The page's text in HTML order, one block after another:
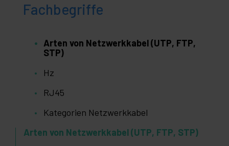
Fachbegriffe
Arten von Netzwerkkabel (UTP, FTP,
STP)
Hz
RJ45
Kategorien Netzwerkkabel
Arten von Netzwerkkabel (UTP, FTP, STP)